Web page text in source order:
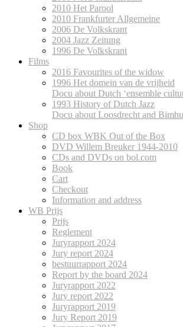
2010 Het Parool
2010 Frankfurter Allgemeine
2006 De Volkskrant
2004 Jazz Zeitung
1996 De Volkskrant
Films
2016 Favourites of the widow
1996 Het domein van de vrijheid
Docu about Dutch ‘ensemble
1993 History of Dutch Jazz
Docu about Loosdrecht and
Shop
CD box WBK Out of the Box
DVD Willem Breuker 1944-2010
CDs and DVDs on bol.com
Book
Cart
Checkout
Information and address
WB Prijs
Prijs
Reglement
Juryrapport 2024
Jury report 2024
bestuurrapport 2024
Report by the board 2024
Juryrapport 2022
Jury report 2022
Juryrapport 2019
Jury Report 2019